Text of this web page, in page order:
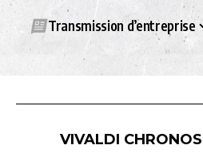
Transmission d’entreprise
VIVALDI